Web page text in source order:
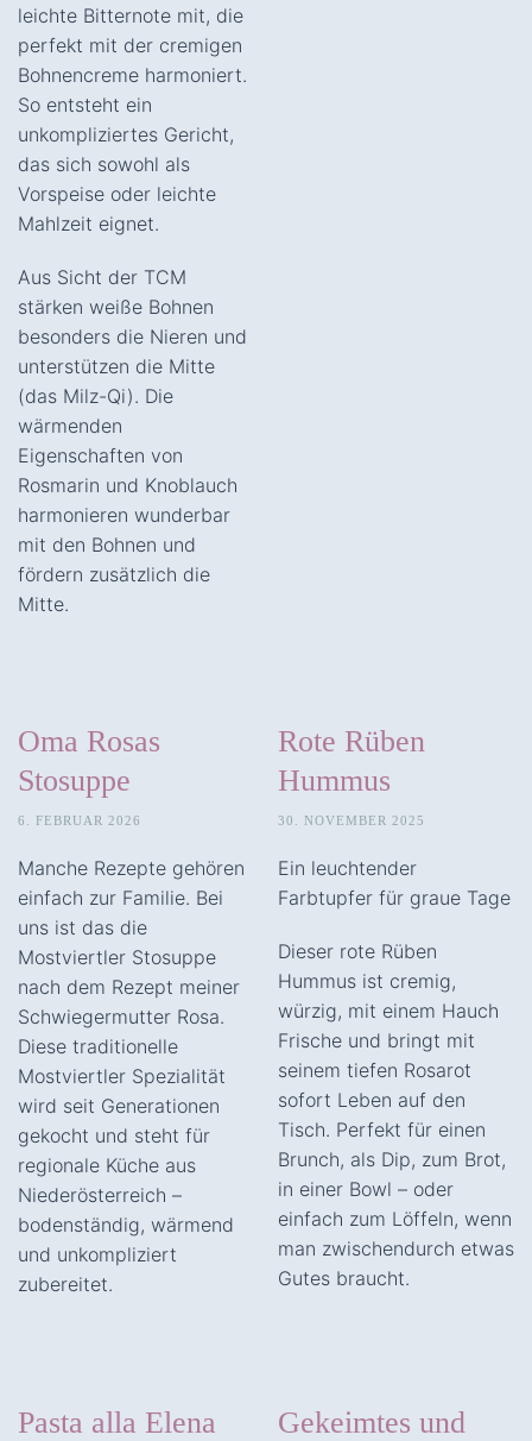
leichte Bitternote mit, die
perfekt mit der cremigen
Bohnencreme harmoniert.
So entsteht ein
unkompliziertes Gericht,
das sich sowohl als
Vorspeise oder leichte
Mahlzeit eignet.
Aus Sicht der TCM
stärken weiße Bohnen
besonders die Nieren und
unterstützen die Mitte
(das Milz-Qi). Die
wärmenden
Eigenschaften von
Rosmarin und Knoblauch
harmonieren wunderbar
mit den Bohnen und
fördern zusätzlich die
Mitte.
Oma Rosas
Stosuppe
6. FEBRUAR 2026
Manche Rezepte gehören
einfach zur Familie. Bei
uns ist das die
Mostviertler Stosuppe
nach dem Rezept meiner
Schwiegermutter Rosa.
Diese traditionelle
Mostviertler Spezialität
wird seit Generationen
gekocht und steht für
regionale Küche aus
Niederösterreich –
bodenständig, wärmend
und unkompliziert
zubereitet.
Rote Rüben
Hummus
30. NOVEMBER 2025
Ein leuchtender
Farbtupfer für graue Tage
Dieser rote Rüben
Hummus ist cremig,
würzig, mit einem Hauch
Frische und bringt mit
seinem tiefen Rosarot
sofort Leben auf den
Tisch. Perfekt für einen
Brunch, als Dip, zum Brot,
in einer Bowl – oder
einfach zum Löffeln, wenn
man zwischendurch etwas
Gutes braucht.
Pasta alla Elena Gekeimtes und